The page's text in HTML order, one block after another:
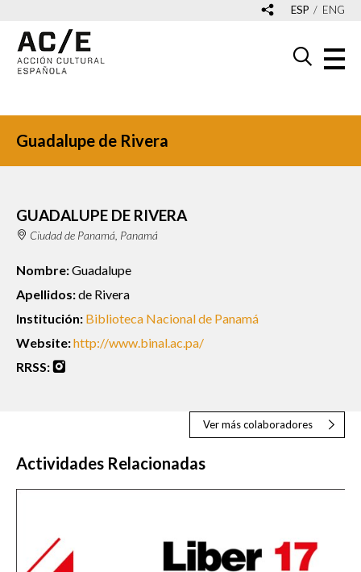
ESP ENG
Guadalupe de Rivera
GUADALUPE DE RIVERA
Ciudad de Panamá, Panamá
Nombre:Guadalupe
Apellidos:de Rivera
Institución: Biblioteca Nacional de Panamá
Website:http://www.binal.ac.pa/
RRSS:
Ver más colaboradores
Actividades Relacionadas